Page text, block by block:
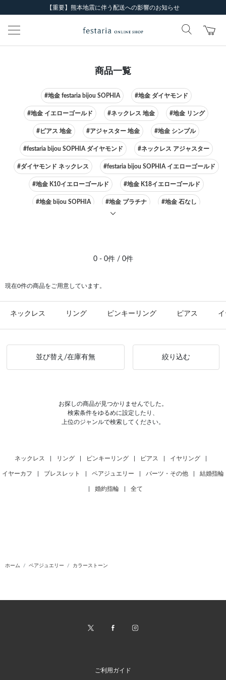
【重要】熊本地震に伴う配送への影響のお知らせ
商品一覧
#地金 festaria bijou SOPHIA #地金 ダイヤモンド
#地金 イエローゴールド #ネックレス 地金 #地金 リング
#ピアス 地金 #アジャスター 地金 #地金 シンプル
#festaria bijou SOPHIA ダイヤモンド #ネックレス アジャスター
#ダイヤモンド ネックレス #festaria bijou SOPHIA イエローゴールド
#地金 K10イエローゴールド #地金 K18イエローゴールド
#地金 bijou SOPHIA #地金 プラチナ #地金 石なし
0 - 0件 / 0件
現在0件の商品をご用意しています。
ネックレス リング ピンキーリング ピアス
並び替え/在庫有無 絞り込む
お探しの商品が見つかりませんでした。
検索条件をゆるめに設定したり、
上位のジャンルで検索してください。
ネックレス リング ピンキーリング ピアス イヤリング
イヤーカフ ブレスレット ペアジュエリー パーツ・その他 結婚指輪
婚約指輪 全て
ホーム ペアジュエリー カラーストーン
ご利用ガイド